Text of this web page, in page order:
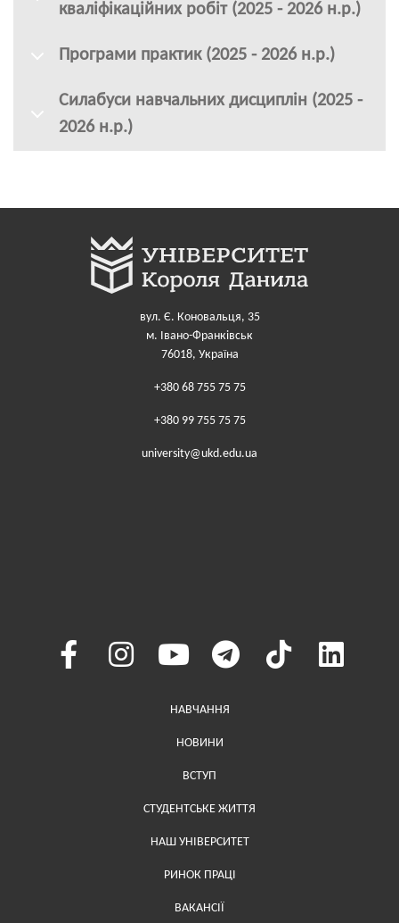
кваліфікаційних робіт (2025 - 2026 н.р.)
Програми практик (2025 - 2026 н.р.)
Силабуси навчальних дисциплін (2025 -
2026 н.р.)
вул. Є. Коновальця, 35
м. Івано-Франківськ
76018, Україна
+380 68 755 75 75
+380 99 755 75 75
university@ukd.edu.ua
Меню у хедері
НАВЧАННЯ
НОВИНИ
ВСТУП
СТУДЕНТСЬКЕ ЖИТТЯ
НАШ УНІВЕРСИТЕТ
РИНОК ПРАЦІ
ВАКАНСІЇ